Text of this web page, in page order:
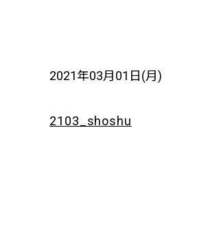
2021年03月01日(月)
2103_shoshu